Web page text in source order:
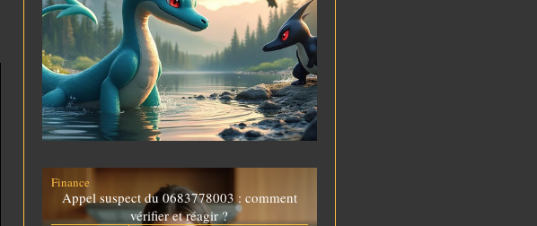
Finance
Appel suspect du 0683778003 : comment
vérifier et réagir ?